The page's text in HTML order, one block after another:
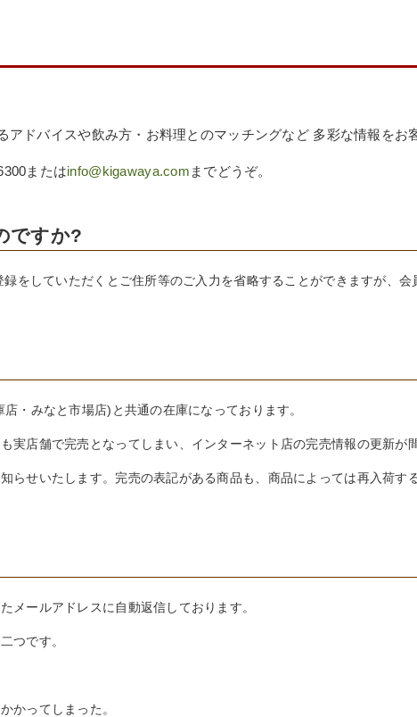
アドバイスや飲み方・お料理とのマッチングなど 多彩な情報をお
またはinfo@kigawaya.com までどうぞ。
ですか?
をしていただくとご住所等のご入力を省略することができますが、
・みなと市場店)と共通の在庫になっております。
実店舗で完売となってしまい、インターネット店の完売情報の更新
らせいたします。完売の表記がある商品も、商品によっては再入荷
メールアドレスに自動返信しております。
つです。
かってしまった。